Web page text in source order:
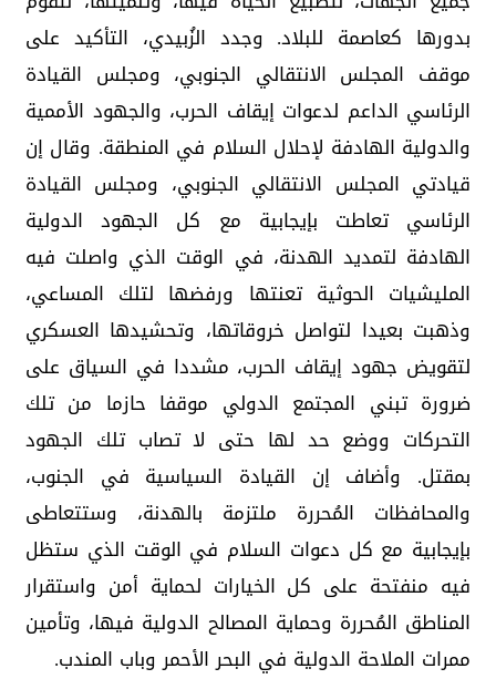
بدورها كعاصمة للبلاد. وجدد الزُبيدي، التأكيد على
موقف المجلس الانتقالي الجنوبي، ومجلس القيادة
الرئاسي الداعم لدعوات إيقاف الحرب، والجهود الأممية
والدولية الهادفة لإحلال السلام في المنطقة. وقال إن
قيادتي المجلس الانتقالي الجنوبي، ومجلس القيادة
الرئاسي تعاطت بإيجابية مع كل الجهود الدولية
الهادفة لتمديد الهدنة، في الوقت الذي واصلت فيه
المليشيات الحوثية تعنتها ورفضها لتلك المساعي،
وذهبت بعيدا لتواصل خروقاتها، وتحشيدها العسكري
لتقويض جهود إيقاف الحرب، مشددا في السياق على
ضرورة تبني المجتمع الدولي موقفا حازما من تلك
التحركات ووضع حد لها حتى لا تصاب تلك الجهود
بمقتل. وأضاف إن القيادة السياسية في الجنوب،
والمحافظات المُحررة ملتزمة بالهدنة، وستتعاطى
بإيجابية مع كل دعوات السلام في الوقت الذي ستظل
فيه منفتحة على كل الخيارات لحماية أمن واستقرار
المناطق المُحررة وحماية المصالح الدولية فيها، وتأمين
ممرات الملاحة الدولية في البحر الأحمر وباب المندب.